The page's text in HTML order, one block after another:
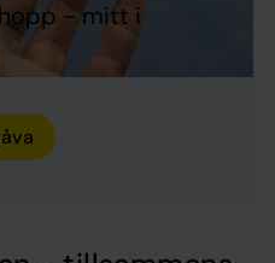
hopp - mitt i